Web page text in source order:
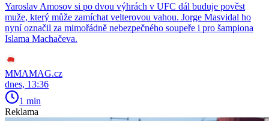
Yaroslav Amosov si po dvou výhrách v UFC dál buduje pověst
muže, který může zamíchat velterovou vahou. Jorge Masvidal ho
nyní označil za mimořádně nebezpečného soupeře i pro šampiona
Islama Machačeva.
MMAMAG.cz
dnes, 13:36
1 min
Reklama